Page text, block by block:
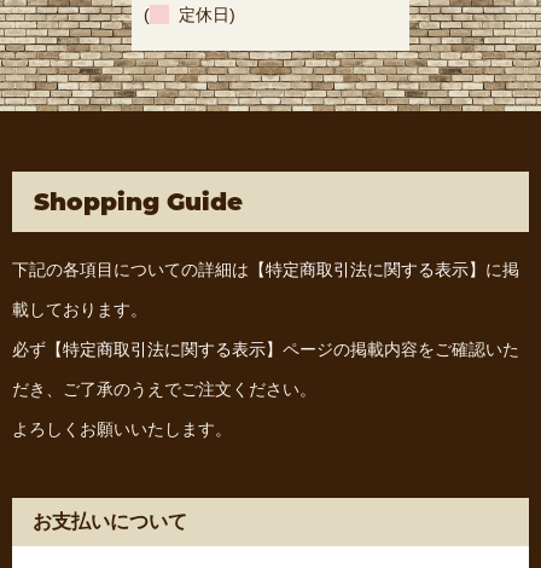
( 定休日)
Shopping Guide
下記の各項目についての詳細は 【特定商取引法に関する表示】 に掲
載しております。
必ず 【特定商取引法に関する表示】 ページの掲載内容をご確認いた
だき、ご了承のうえでご注文ください。
よろしくお願いいたします。
お支払いについて